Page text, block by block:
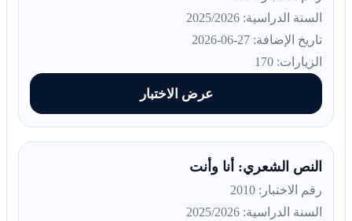
السنة الدراسية: 2025/2026
تاريخ الإضافة: 27-06-2026
الزيارات: 170
عرض الاختبار
النص الشعري: أنا وأنت
رقم الاختبار: 2010
السنة الدراسية: 2025/2026